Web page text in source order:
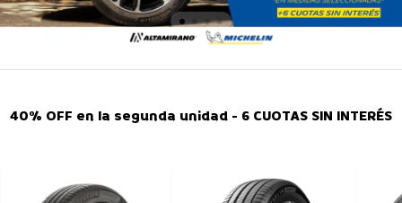
40% OFF en la segunda unidad - 6 CUOTAS SIN INTERÉS